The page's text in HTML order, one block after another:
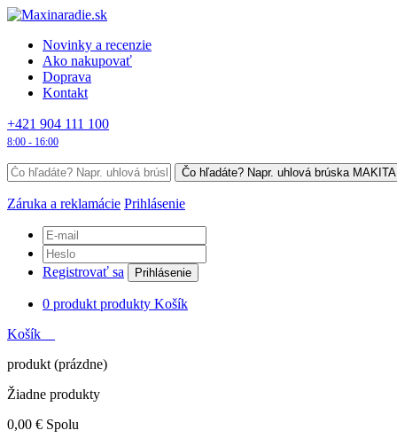
Novinky a recenzie
Ako nakupovať
Doprava
Kontakt
+421 904 111 100
8:00 - 16:00
Záruka a reklamácie Prihlásenie
Registrovať sa Prihlásenie
0 produkt produkty Košík
Košík
produkt (prázdne)
Žiadne produkty
0,00 € Spolu